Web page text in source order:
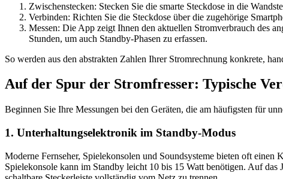
Zwischenstecken: Stecken Sie die smarte Steckdose in die
Verbinden: Richten Sie die Steckdose über die zugehörige
Messen: Die App zeigt Ihnen den aktuellen Stromverbrauch des
Stunden, um auch Standby-Phasen zu erfassen.
So werden aus den abstrakten Zahlen Ihrer Stromrechnung konkrete,
Auf der Spur der Stromfresser: Typische
Beginnen Sie Ihre Messungen bei den Geräten, die am häufigsten für
1. Unterhaltungselektronik im Standby-Modus
Moderne Fernseher, Spielekonsolen und Soundsysteme bieten oft
Spielekonsole kann im Standby leicht 10 bis 15 Watt benötigen. Auf